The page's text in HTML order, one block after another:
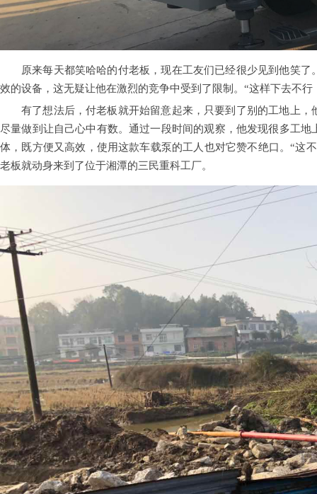
原来每天都笑哈哈的付老板，现在工友们已经很少见到他笑
效的设备，这无疑让他在激烈的竞争中受到了限制。“这样下去不
有了想法后，付老板就开始留意起来，只要到了别的工地上
尽量做到让自己心中有数。通过一段时间的观察，他发现很多工地
体，既方便又高效，使用这款车载泵的工人也对它赞不绝口。“这
老板就动身来到了位于湘潭的三民重科工厂。